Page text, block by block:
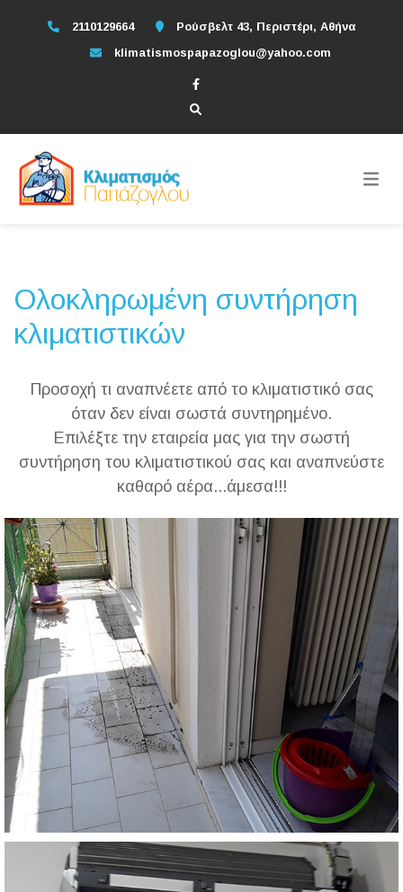
2110129664
Ρούσβελτ 43, Περιστέρι, Αθήνα
klimatismospapazoglou@yahoo.com
Ολοκληρωμένη συντήρηση
κλιματιστικών
Προσοχή τι αναπνέετε από το κλιματιστικό σας
όταν δεν είναι σωστά συντηρημένο.
Επιλέξτε την εταιρεία μας για την σωστή
συντήρηση του κλιματιστικού σας και αναπνεύστε
καθαρό αέρα...άμεσα!!!